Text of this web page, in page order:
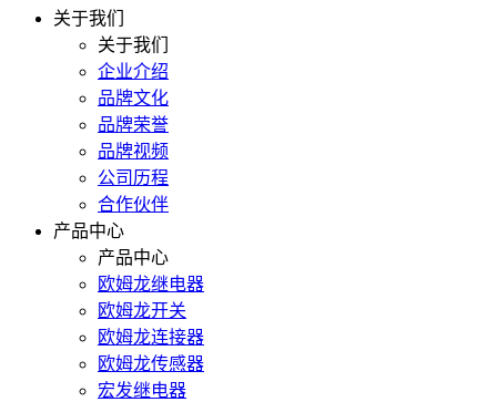
关于我们
关于我们
企业介绍
品牌文化
品牌荣誉
品牌视频
公司历程
合作伙伴
产品中心
产品中心
欧姆龙继电器
欧姆龙开关
欧姆龙连接器
欧姆龙传感器
宏发继电器